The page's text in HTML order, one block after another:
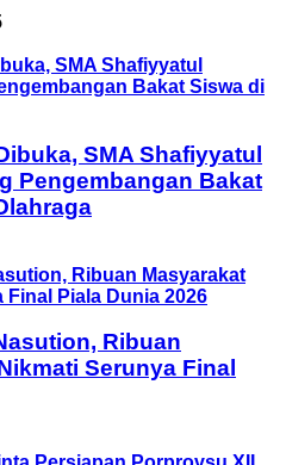
SMA Shafiyyatul
Pengembangan Bakat
Ribuan
Serunya Final